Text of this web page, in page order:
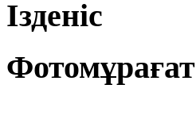
Ізденіс
Фотомұрағат